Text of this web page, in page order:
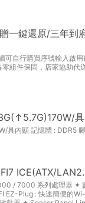
一鍵還原/三年到
可自行購買序號輸入
組件保固，店家協助代
具內顯 記憶體 : DDR5
ICE(ATX/
/ 7000 系列處理器 ✦
EZ-Plug : 快速簡便的